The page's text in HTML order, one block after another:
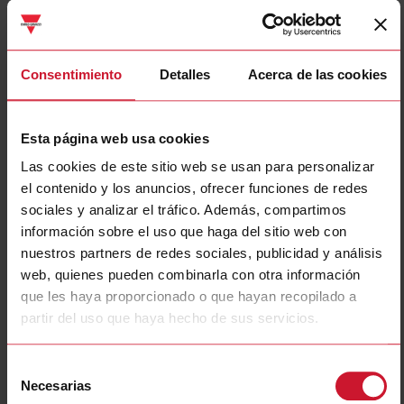
Consentimiento Detalles Acerca de las cookies
Esta página web usa cookies
Las cookies de este sitio web se usan para personalizar
el contenido y los anuncios, ofrecer funciones de redes
sociales y analizar el tráfico. Además, compartimos
información sobre el uso que haga del sitio web con
nuestros partners de redes sociales, publicidad y análisis
web, quienes pueden combinarla con otra información
que les haya proporcionado o que hayan recopilado a
partir del uso que haya hecho de sus servicios.
Necesarias
que identifica el
visitas.
de consentimiento de
para el dominio actual
LinkedIn
Registra que grupo de
servidores está
sirviendo al visitante.
Esto se utiliza en
relación con el
equilibrio de carga
para optimizar la
experiencia del